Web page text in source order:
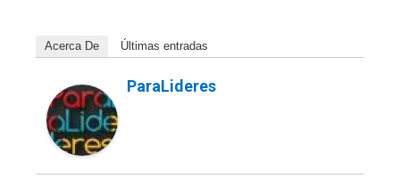
Acerca De Últimas entradas
ParaLideres